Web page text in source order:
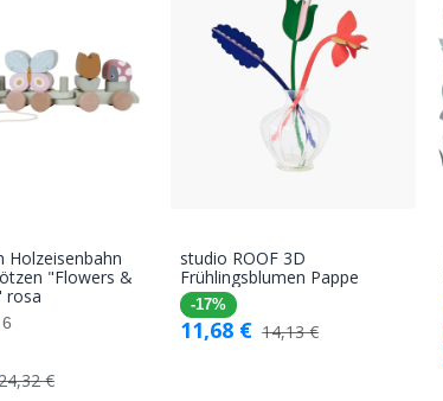
In den
Holzeisenbahn
"Flowers &
rosa
6
€
In den
studio ROOF 3D
Frühlingsblumen Pappe
-17%
11,68 € 14,13€